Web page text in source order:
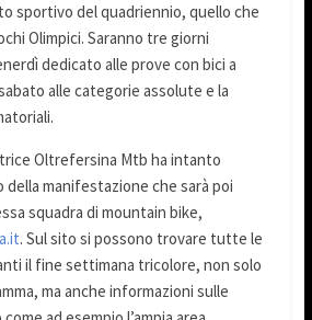
sportivo del quadriennio, quello che
Olimpici. Saranno tre giorni
dedicato alle prove con bici a
alle categorie assolute e la
Oltrefersina Mtb ha intanto
manifestazione che sarà poi
squadra di mountain bike,
. Sul sito si possono trovare tutte le
il fine settimana tricolore, non solo
ma anche informazioni sulle